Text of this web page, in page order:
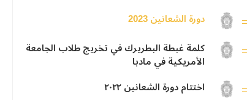
دورة الشعانين 2023
كلمة غبطة البطريرك في تخريج طلاب الجامعة
الأمريكية في مادبا
اختتام دورة الشعانين ٢٠٢٢